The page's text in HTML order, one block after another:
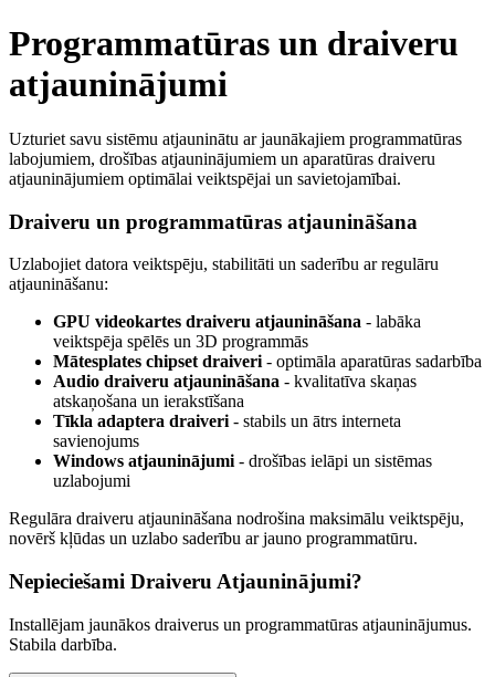
Programmatūras un draiveru
atjauninājumi
Uzturiet savu sistēmu atjauninātu ar jaunākajiem programmatūras
labojumiem, drošības atjauninājumiem un aparatūras draiveru
atjauninājumiem optimālai veiktspējai un savietojamībai.
Draiveru un programmatūras atjaunināšana
Uzlabojiet datora veiktspēju, stabilitāti un saderību ar regulāru
atjaunināšanu:
GPU videokartes draiveru atjaunināšana - labāka
veiktspēja spēlēs un 3D programmās
Mātesplates chipset draiveri - optimāla aparatūras sadarbība
Audio draiveru atjaunināšana - kvalitatīva skaņas
atskaņošana un ierakstīšana
Tīkla adaptera draiveri - stabils un ātrs interneta
savienojums
Windows atjauninājumi - drošības ielāpi un sistēmas
uzlabojumi
Regulāra draiveru atjaunināšana nodrošina maksimālu veiktspēju,
novērš kļūdas un uzlabo saderību ar jauno programmatūru.
Nepieciešami Draiveru Atjauninājumi?
Installējam jaunākos draiverus un programmatūras atjauninājumus.
Stabila darbība.